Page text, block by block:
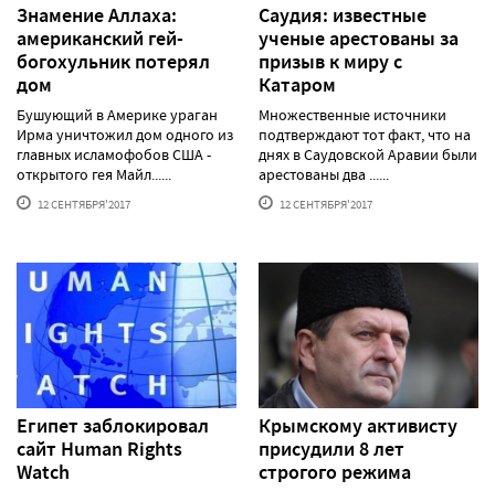
Знамение Аллаха:
американский гей-
богохульник потерял
дом
Бушующий в Америке ураган
Ирма уничтожил дом одного из
главных исламофобов США -
открытого гея Майл......
12 СЕНТЯБРЯ'2017
Саудия: известные
ученые арестованы за
призыв к миру с
Катаром
Множественные источники
подтверждают тот факт, что на
днях в Саудовской Аравии были
арестованы два ......
12 СЕНТЯБРЯ'2017
Египет заблокировал
сайт Human Rights
Watch
Крымскому активисту
присудили 8 лет
строгого режима